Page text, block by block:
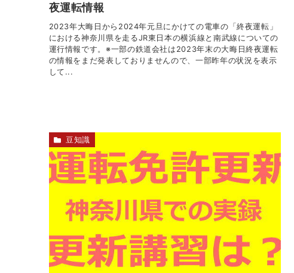
夜運転情報
2023年大晦日から2024年元旦にかけての電車の「終夜運転」
における神奈川県を走るJR東日本の横浜線と南武線についての
運行情報です。※一部の鉄道会社は2023年末の大晦日終夜運転
の情報をまだ発表しておりませんので、一部昨年の状況を表示
して...
豆知識